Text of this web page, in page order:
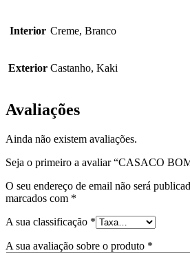
Interior Creme, Branco
Exterior Castanho, Kaki
Avaliações
Ainda não existem avaliações.
Seja o primeiro a avaliar “CASACO
O seu endereço de email não será
marcados com *
A sua classificação *
A sua avaliação sobre o produto *